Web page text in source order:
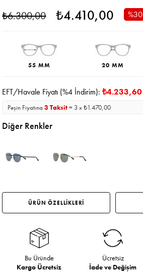
₺6.300,00 ₺4.410,00 %30
55 MM 20 MM
EFT/Havale Fiyatı (%4 İndirim):₺4.233,60
Peşin Fiyatına3 Taksit= 3 x ₺1.470,00
Diğer Renkler
ÜRÜN ÖZELLİKLERİ
Bu Üründe
Kargo Ücretsiz
Ücretsiz
İade ve Değişim